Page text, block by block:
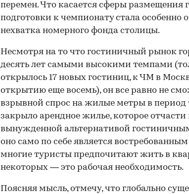
перемен. Что касается сферы размещения
подготовки к чемпионату стала особенно
нехватка номерного фонда столицы.
Несмотря на то что гостиничный рынок
десять лет самыми высокими темпами
открылось 17 новых гостиниц, к ЧМ в
открытию еще восемь), он все равно не
взрывной спрос на жилые метры в период
закрыло арендное жилье, которое
вынужденной альтернативой
оно само по себе является
многие туристы предпочитают жить в
некоторых — это рабочая необходимость.
Поясняя мысль, отмечу, что глобально